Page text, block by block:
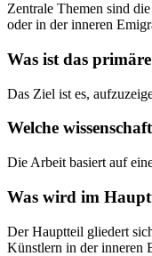
Zentrale Themen sind
oder in der inneren
Was ist das
Das Ziel ist es,
Welche
Die Arbeit basiert auf
Was wird im
Der Hauptteil gliedert
Künstlern in der inneren